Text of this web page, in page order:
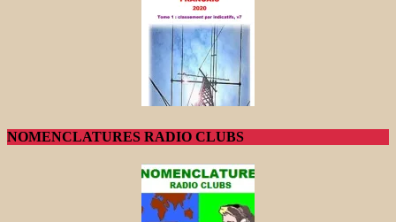
NOMENCLATURES RADIO CLUBS